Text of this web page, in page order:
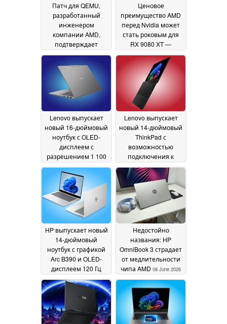
Патч для QEMU,
разработанный
инженером
компании AMD,
подтверждает
детали процессора
Zen 6 Epyc-Venice, в
том числе
исправление давно
известной
уязвимости в
системе
безопасности16 July
2026
Ценовое
преимущество AMD
перед Nvidia может
стать роковым для
RX 9080 XT —
предполагаемого
«убийцы» RTX 50
Super от «Team Red»
17 June 2026
Lenovo выпускает
новый 16-дюймовый
ноутбук с OLED-
дисплеем с
разрешением 1 100
нит и графическим
процессором
мощностью 105 Вт09
June 2026
Lenovo выпускает
новый 14-дюймовый
ThinkPad с
возможностью
подключения к
сотовой сети и до 64
ГБ оперативной
памяти 08 June 2026
HP выпускает новый
14-дюймовый
ноутбук с графикой
Arc B390 и OLED-
дисплеем 120 Гц
VRR08 June 2026
Недостойно
названия: HP
OmniBook 3 страдает
от медлительности
чипа AMD 08 June 2026